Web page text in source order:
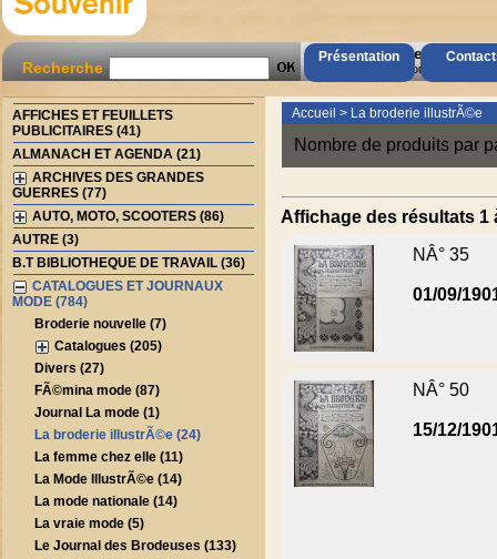
Présentation
Recherche
AccÃ¨s Client
Mot de passe oubliÃ© ?
AFFICHES ET FEUILLETS
PUBLICITAIRES (41)
ALMANACH ET AGENDA (21)
ARCHIVES DES GRANDES
GUERRES (77)
AUTO, MOTO, SCOOTERS (86)
AUTRE (3)
B.T BIBLIOTHEQUE DE TRAVAIL (36)
CATALOGUES ET JOURNAUX
MODE (784)
Broderie nouvelle (7)
Catalogues (205)
Divers (27)
FÃ©mina mode (87)
Journal La mode (1)
La broderie illustrÃ©e (24)
La femme chez elle (11)
La Mode IllustrÃ©e (14)
La mode nationale (14)
La vraie mode (5)
Le Journal des Brodeuses (133)
Accueil > La broderie illustrÃ©e
Nombre de produits par
Affichage des résultats 1
NÂ° 35
01/09/
NÂ° 50
15/12/